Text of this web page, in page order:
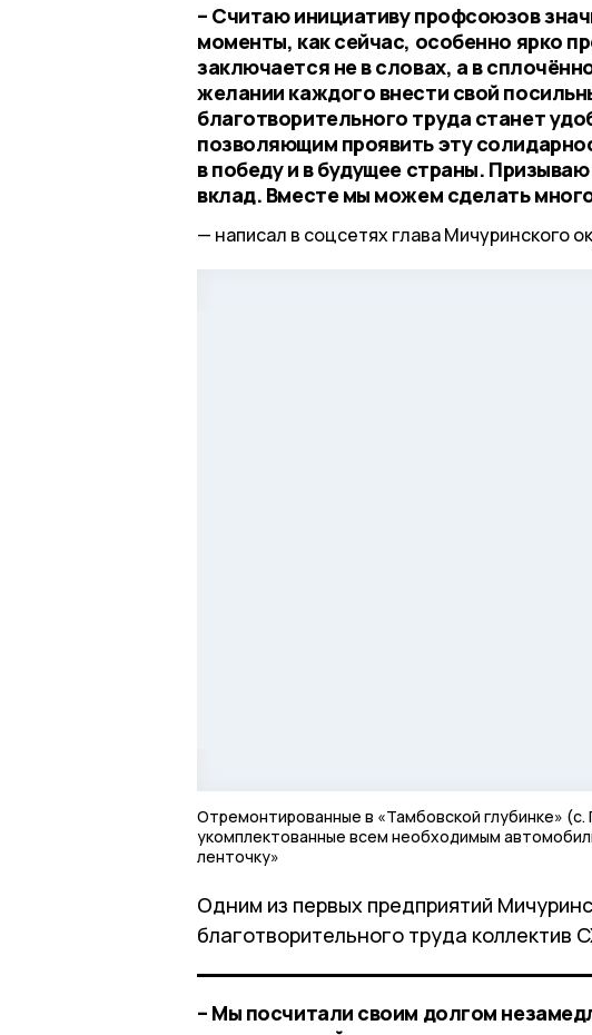
– Считаю инициативу профсоюзов
моменты, как сейчас, особенно ярко
заключается не в словах, а в
желании каждого внести свой
благотворительного труда станет
позволяющим проявить эту
в победу и в будущее страны.
вклад. Вместе мы можем сделать
написал в соцсетях глава Мичуринского
Отремонтированные в «Тамбовской глубинке» (с.
укомплектованные всем необходимым
ленточку»
Одним из первых предприятий
благотворительного труда коллектив
– Мы посчитали своим долгом